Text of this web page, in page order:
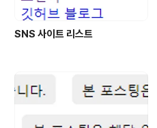
SNS 사이트 리스트